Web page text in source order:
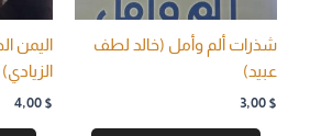
شذرات ألم وأمل (خالد لطف
عبيد)
3,00 $
اليمن
الزيادي)
4,00 $